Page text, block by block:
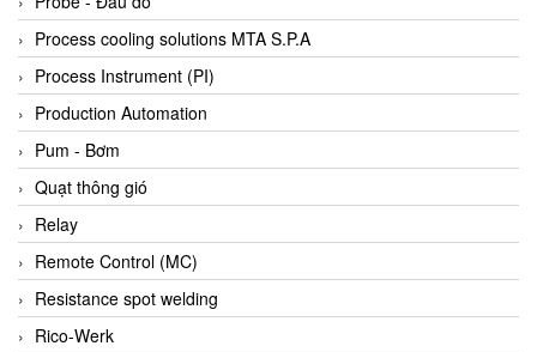
Biotech
BirdX Vietnam
BK Vibro
Black Box
BlackBox Vietnam
BLAGDON PUMP
Bloom Engineering
Boneng
Bopp & Reuther Messtechnik
Process cooling solutions MTA S.P.A
Process Instrument (PI)
Production Automation
Pum - Bơm
Quạt thông gió
Relay
Remote Control (MC)
Resistance spot welding
Rico-Werk